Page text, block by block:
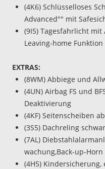
(4K6) Schlüsselloses
Advanced"" mit
(9I5) Tagesfahrlicht
Leaving-home
EXTRAS:
(8WM) Abbiege und
(4UN) Airbag FS und
Deaktivierung
(4KF) Seitenscheiben
(3S5) Dachreling
(7AL)
wachung,Back-up-
(4H5)